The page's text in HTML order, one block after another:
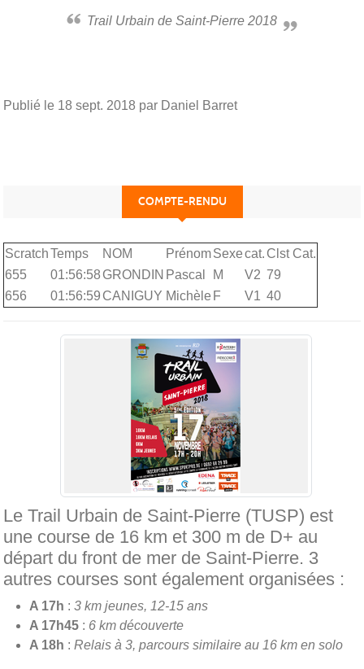
Trail Urbain de Saint-Pierre 2018
Publié le 18 sept. 2018 par Daniel Barret
COMPTE-RENDU
ScratchTemps NOM PrénomSexecat. Clst Cat.
655
01:56:58 GRONDIN Pascal M V2 79
656
01:56:59 CANIGUY Michèle F V1 40
Le Trail Urbain de Saint-Pierre (TUSP) est
une course de 16 km et 300 m de D+ au
départ du front de mer de Saint-Pierre. 3
autres courses sont également organisées :
A 17h : 3 km jeunes, 12-15 ans
A 17h45 : 6 km découverte
A 18h : Relais à 3, parcours similaire au 16 km en solo